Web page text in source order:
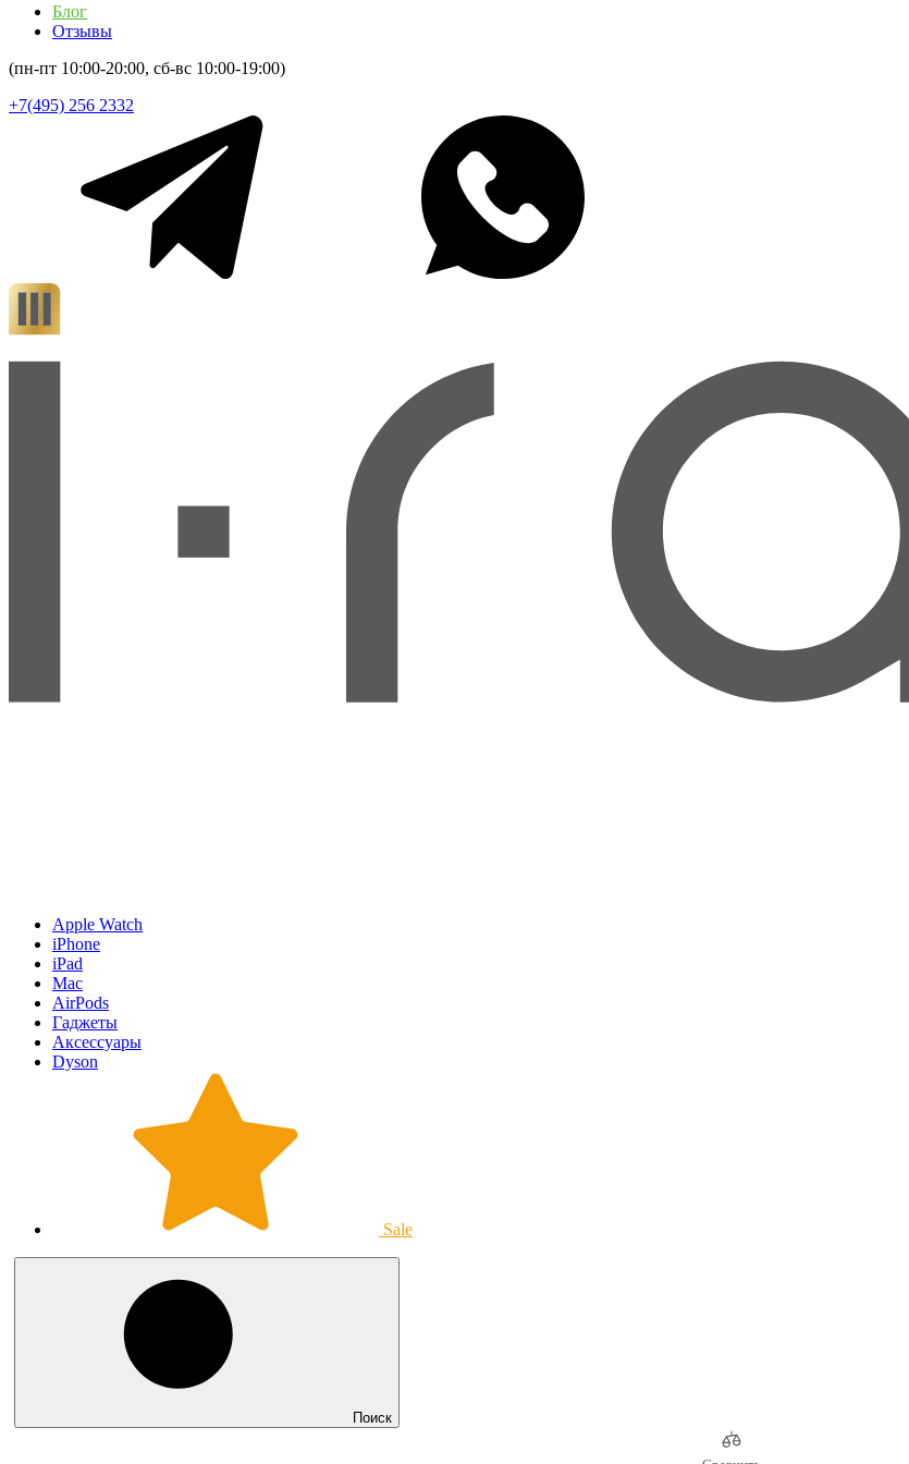
Блог
Отзывы
(пн-пт 10:00-20:00, сб-вс 10:00-19:00)
+7(495) 256 2332
Apple Watch
iPhone
iPad
Mac
AirPods
Гаджеты
Аксессуары
Dyson
Sale
Поиск